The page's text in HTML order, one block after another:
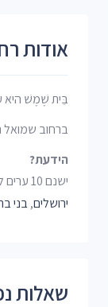
אודות
בֵּית שֶׁמֶשׁ היא
ברחוב שמואל הנביא ישנם 14
הידעת?
ישנם 10 ערים לבהן ישנו רחוב בשם שמואל הנביא:
ירושלים,בני
שאלות